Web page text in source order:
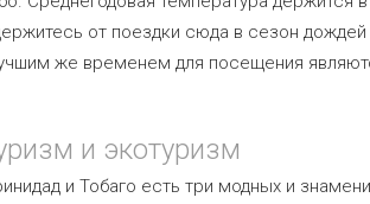
от поездки сюда в сезон
же временем для посещения
и экотуризм
и Тобаго есть три модных и